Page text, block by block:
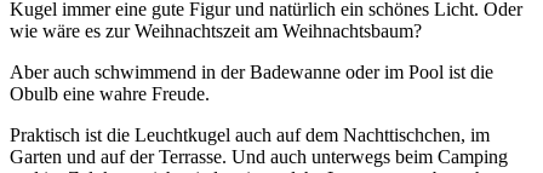
Kugel immer eine gute Figur und natürlich ein schönes Licht. Oder
wie wäre es zur Weihnachtszeit am Weihnachtsbaum?
Aber auch schwimmend in der Badewanne oder im Pool ist die
Obulb eine wahre Freude.
Praktisch ist die Leuchtkugel auch auf dem Nachttischchen, im
Garten und auf der Terrasse. Und auch unterwegs beim Camping